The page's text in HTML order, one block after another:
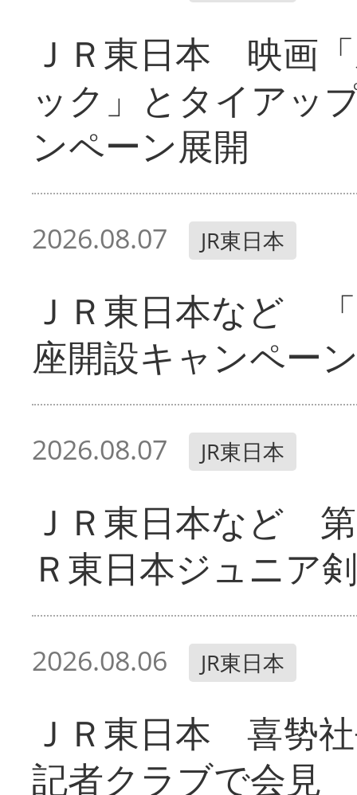
ＪＲ東日本 映画
ック」とタイアッ
ンペーン展開
2026.08.07 JR東日本
ＪＲ東日本など
座開設キャンペー
2026.08.07 JR東日本
ＪＲ東日本など
Ｒ東日本ジュニア
2026.08.06 JR東日本
ＪＲ東日本 喜㔟
記者クラブで会見